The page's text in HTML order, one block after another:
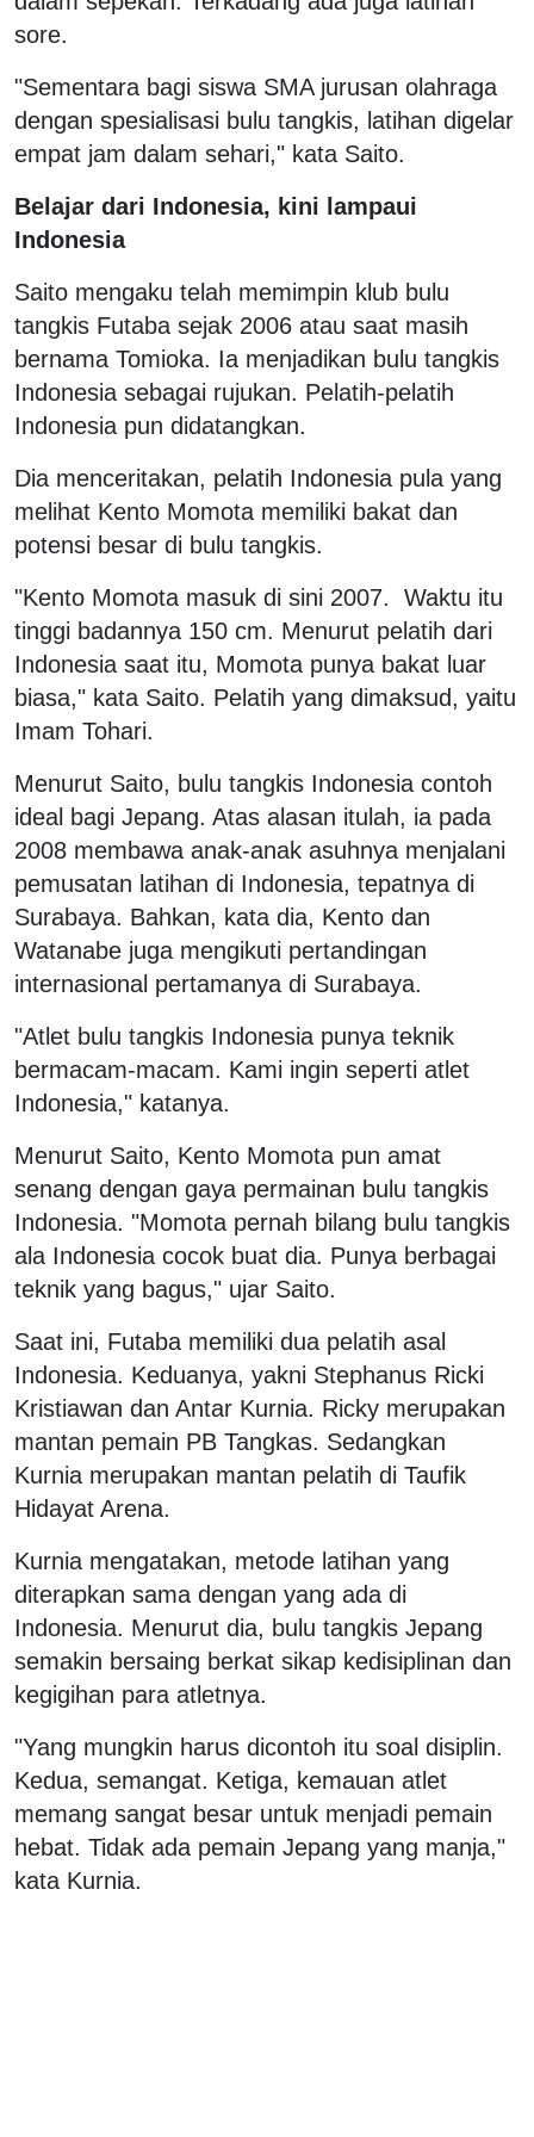
sore.
"Sementara bagi siswa SMA jurusan olahraga
dengan spesialisasi bulu tangkis, latihan digelar
empat jam dalam sehari," kata Saito.
Belajar dari Indonesia, kini lampaui
Indonesia
Saito mengaku telah memimpin klub bulu
tangkis Futaba sejak 2006 atau saat masih
bernama Tomioka. Ia menjadikan bulu tangkis
Indonesia sebagai rujukan. Pelatih-pelatih
Indonesia pun didatangkan.
Dia menceritakan, pelatih Indonesia pula yang
melihat Kento Momota memiliki bakat dan
potensi besar di bulu tangkis.
"Kento Momota masuk di sini 2007. Waktu itu
tinggi badannya 150 cm. Menurut pelatih dari
Indonesia saat itu, Momota punya bakat luar
biasa," kata Saito. Pelatih yang dimaksud, yaitu
Imam Tohari.
Menurut Saito, bulu tangkis Indonesia contoh
ideal bagi Jepang. Atas alasan itulah, ia pada
2008 membawa anak-anak asuhnya menjalani
pemusatan latihan di Indonesia, tepatnya di
Surabaya. Bahkan, kata dia, Kento dan
Watanabe juga mengikuti pertandingan
internasional pertamanya di Surabaya.
"Atlet bulu tangkis Indonesia punya teknik
bermacam-macam. Kami ingin seperti atlet
Indonesia," katanya.
Menurut Saito, Kento Momota pun amat
senang dengan gaya permainan bulu tangkis
Indonesia. "Momota pernah bilang bulu tangkis
ala Indonesia cocok buat dia. Punya berbagai
teknik yang bagus," ujar Saito.
Saat ini, Futaba memiliki dua pelatih asal
Indonesia. Keduanya, yakni Stephanus Ricki
Kristiawan dan Antar Kurnia. Ricky merupakan
mantan pemain PB Tangkas. Sedangkan
Kurnia merupakan mantan pelatih di Taufik
Hidayat Arena.
Kurnia mengatakan, metode latihan yang
diterapkan sama dengan yang ada di
Indonesia. Menurut dia, bulu tangkis Jepang
semakin bersaing berkat sikap kedisiplinan dan
kegigihan para atletnya.
"Yang mungkin harus dicontoh itu soal disiplin.
Kedua, semangat. Ketiga, kemauan atlet
memang sangat besar untuk menjadi pemain
hebat. Tidak ada pemain Jepang yang manja,"
kata Kurnia.